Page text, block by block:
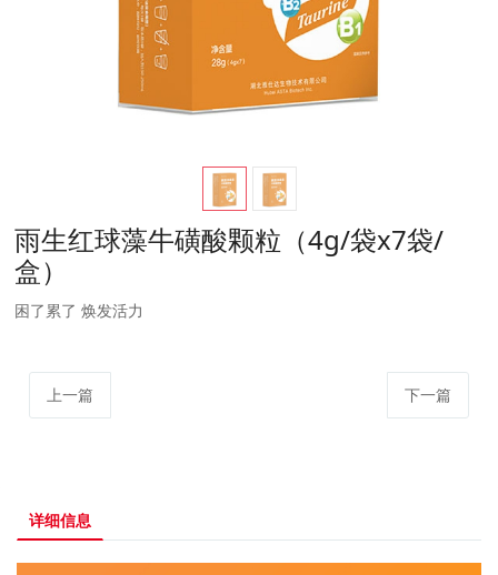
雨生红球藻牛磺酸颗粒（4g/袋x7袋/
盒）
困了累了 焕发活力
上一篇 下一篇
详细信息